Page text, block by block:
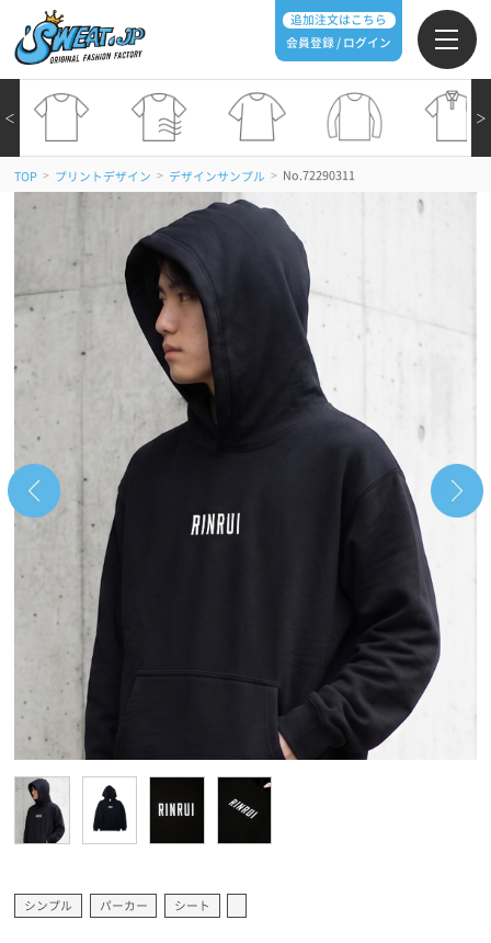
追加注文はこちら
会員登録 / ログイン
＞
＜
TOP > プリントデザイン > デザインサンプル > No.72290311
シンプル パーカー シート